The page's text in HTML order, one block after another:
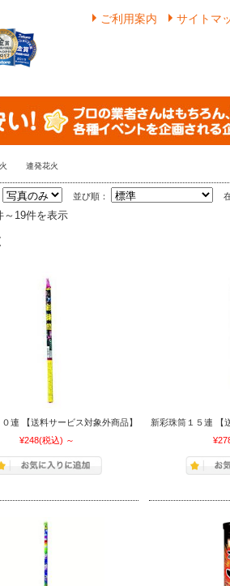
ご利用案内 サイトマ
連発花火
並び順：
～19件を表示
連 【送料サービス対象外商品】
¥248(税込) ～
新彩珠筒１５連 【